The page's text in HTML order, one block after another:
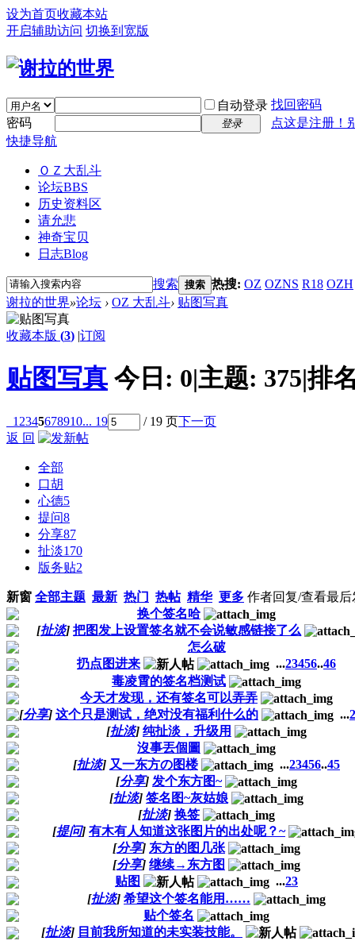
设为首页收藏本站
开启辅助访问 切换到宽版
自动登录 找回密码
密码
登录
点这是注册！
快捷导航
ＯＺ大乱斗
论坛BBS
历史资料区
请允悲
神奇宝贝
日志Blog
搜索 搜索 热搜: OZ OZNS R18 OZH
谢拉的世界»论坛 › OZ 大乱斗› 贴图写真
收藏本版 (3) |订阅
贴图写真 今日: 0|主题: 375|排
1 2345678910... 19 / 19 页下一页
返 回
全部
口胡
心德5
提问8
分享87
扯淡170
版务贴2
新窗 全部主题 最新 热门 热帖 精华 更多 作者回复/查看最后
换个签名哈
[扯淡] 把图发上设置签名就不会说敏感链接了么
怎么破
扔点图进来
...23456..46
毒凌霄的签名档测试
今天才发现，还有签名可以弄弄
[分享] 这个只是测试，绝对没有福利什么的 ...2
[扯淡] 纯扯淡，升级用
沒事丟個圖
[扯淡] 又一东方の图楼 ...23456..45
[分享] 发个东方图~
[扯淡] 签名图~灰姑娘
[扯淡] 换签
[提问] 有木有人知道这张图片的出处呢？~
[分享] 东方的图几张
[分享] 继续→东方图
贴图
...23
[扯淡] 希望这个签名能用……
贴个签名
[扯淡] 目前我所知道的未实装技能。